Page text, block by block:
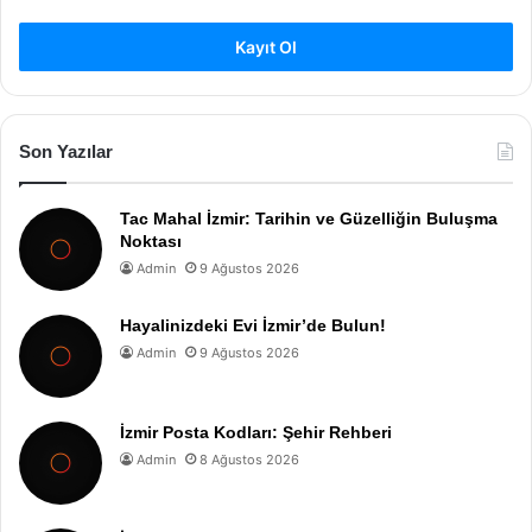
Kayıt Ol
Son Yazılar
Tac Mahal İzmir: Tarihin ve Güzelliğin Buluşma
Noktası
Admin 9 Ağustos 2026
Hayalinizdeki Evi İzmir’de Bulun!
Admin 9 Ağustos 2026
İzmir Posta Kodları: Şehir Rehberi
Admin 8 Ağustos 2026